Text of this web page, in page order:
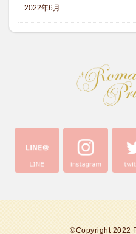
2022年6月
©Copyright 2022